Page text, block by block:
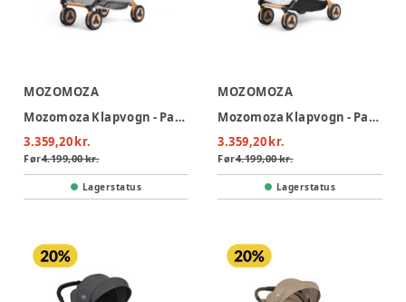
MOZOMOZA
Mozomoza Klapvogn - Panda Desert
3.359,20 kr.
Før4.199,00 kr.
Lagerstatus
MOZOMOZA
Mozomoza Klapvogn - Panda Black
3.359,20 kr.
Før4.199,00 kr.
Lagerstatus